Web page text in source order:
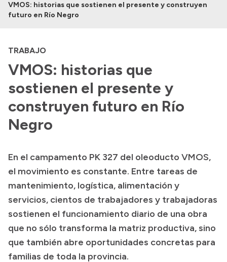
Institucional
Autoridades
Delegaciones
Normativa
Transparencia
Boletín Oficial
Compras y licitaciones
Consulta de expedientes
Consulta de pago a proveedores
Convocatorias
Intranet
VMOS: historias que sostienen el presente y construyen
futuro en Río Negro
TRABAJO
VMOS: historias que
sostienen el presente y
construyen futuro en Río
Negro
En el campamento PK 327 del oleoducto VMOS,
el movimiento es constante. Entre tareas de
mantenimiento, logística, alimentación y
servicios, cientos de trabajadores y trabajadoras
sostienen el funcionamiento diario de una obra
que no sólo transforma la matriz productiva, sino
que también abre oportunidades concretas para
familias de toda la provincia.